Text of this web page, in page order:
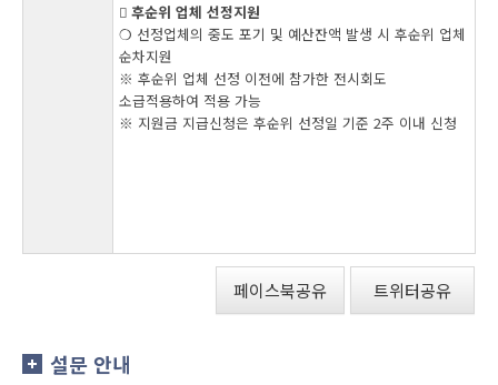
󰏚 후순위 업체 선정지원
❍ 선정업체의 중도 포기 및 예산잔액 발생 시 후순위 업체
순차지원
※ 후순위 업체 선정 이전에 참가한 전시회도
소급적용하여 적용 가능
※ 지원금 지급신청은 후순위 선정일 기준 2주 이내 신청
페이스북공유 트위터공유
설문 안내